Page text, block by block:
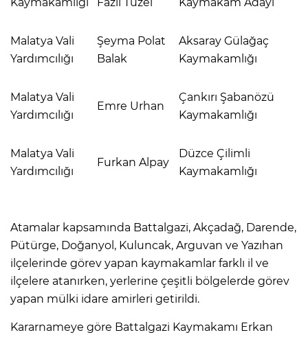
Malatya Vali
Yardımcılığı
Şeyma Polat
Balak
Aksaray Gülağaç
Kaymakamlığı
Malatya Vali
Yardımcılığı
Emre Urhan
Çankırı Şabanözü
Kaymakamlığı
Malatya Vali
Yardımcılığı
Furkan Alpay
Düzce Çilimli
Kaymakamlığı
Atamalar kapsamında Battalgazi, Akçadağ, Darende,
Pütürge, Doğanyol, Kuluncak, Arguvan ve Yazıhan
ilçelerinde görev yapan kaymakamlar farklı il ve
ilçelere atanırken, yerlerine çeşitli bölgelerde görev
yapan mülki idare amirleri getirildi.
Kararnameye göre Battalgazi Kaymakamı Erkan